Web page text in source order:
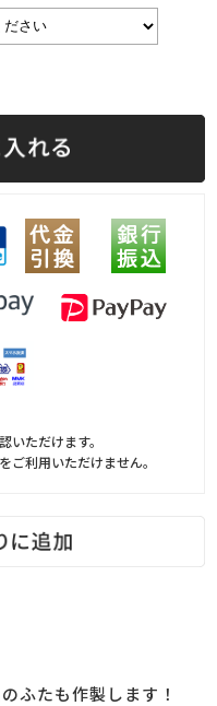
いただけます。
ご利用いただけません。
ふたも作製します！